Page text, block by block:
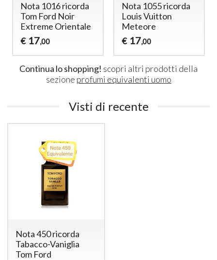
1016 ricorda
Ford Noir
Orientale
Nota 1055 ricorda
Louis Vuitton
Meteore
Nota
Continua lo shopping! scopri altri prodotti della
sezione profumi equivalenti uomo
Visti di recente
Nota 450 ricorda
Tabacco-Vaniglia
Tom Ford